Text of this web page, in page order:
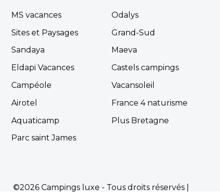
Camping Whaka Lodge
Seissan, Gers , Occitanie
MS vacances
Odalys
Sites et Paysages
Grand-Sud
Sandaya
Maeva
Eldapi Vacances
Castels campings
Campéole
Vacansoleil
Airotel
France 4 naturisme
Aquaticamp
Plus Bretagne
Parc saint James
©2026 Campings luxe - Tous droits réservés |